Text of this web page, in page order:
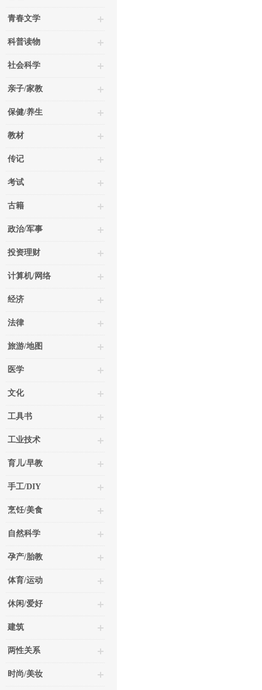
青春文学
科普读物
社会科学
亲子/家教
保健/养生
教材
传记
考试
古籍
政治/军事
投资理财
计算机/网络
经济
法律
旅游/地图
医学
文化
工具书
工业技术
育儿/早教
手工/DIY
烹饪/美食
自然科学
孕产/胎教
体育/运动
休闲/爱好
建筑
两性关系
时尚/美妆